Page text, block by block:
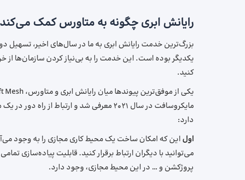
رایانش ابری چگونه به متاورس کمک
بزرگ‌ترین خدمت رایانش ابری به ما در سال‌های اخیر، تسهیل
یکدیگر بوده است. این خدمت را به بی‌نیاز کردن سازمان‌ها از
کنید.
مایکروسافت در سال 2021 معرفی شد و
دارد:
اول این که امکان ساخت یک محیط کاری مجازی را به وجود
می‌توانید با دیگران ارتباط برقرار کنید. قابلیت
پروژکشن و … در این محیط مجازی، وجود دارد.